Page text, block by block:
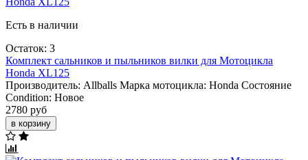
Есть в наличии
Остаток: 3
Комплект сальников и пыльников вилки для Мотоцикла
Honda XL125
Производитель: Allballs Марка мотоцикла: Honda Состояние
Condition: Новое
2780 руб
в корзину